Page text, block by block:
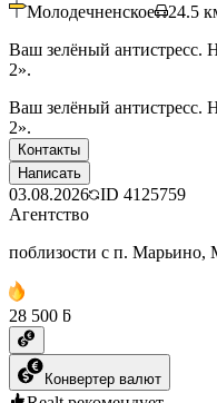
Молодечненское 24.5
Ваш зелёный антистресс.
2».
Ваш зелёный антистресс.
2».
Контакты
Написать
03.08.2026 ID 4125759
Агентство
поблизости с п. Марьино,
28 500 ƃ
Конвертер валют